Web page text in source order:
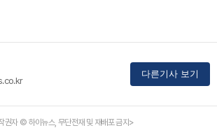
다른기사 보기
권자 © 하이뉴스, 무단전재 및 재배포 금지>